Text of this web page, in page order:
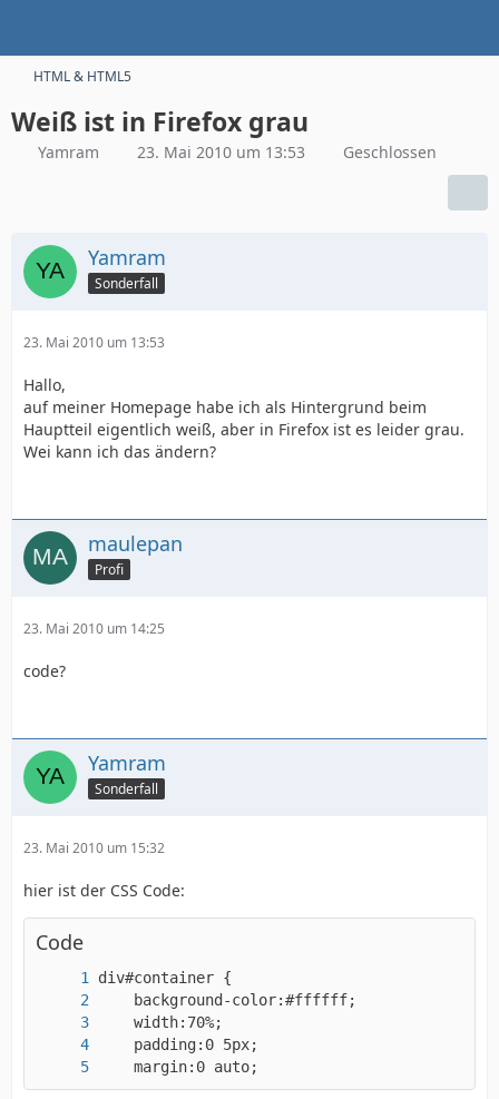
HTML & HTML5
Weiß ist in Firefox grau
Yamram 23. Mai 2010 um 13:53 Geschlossen
Yamram
Sonderfall
23. Mai 2010 um 13:53
Hallo,
auf meiner Homepage habe ich als Hintergrund beim
Hauptteil eigentlich weiß, aber in Firefox ist es leider grau.
Wei kann ich das ändern?
maulepan
Profi
23. Mai 2010 um 14:25
code?
Yamram
Sonderfall
23. Mai 2010 um 15:32
hier ist der CSS Code:
Code
	margin:0 auto;